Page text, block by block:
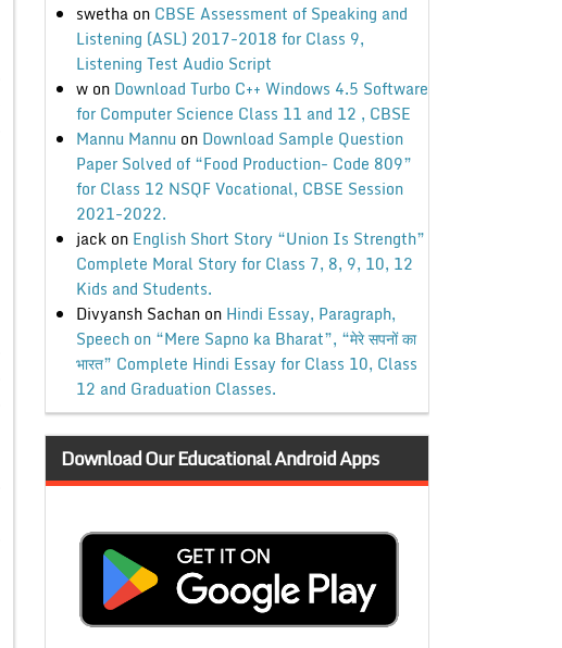
swethaon CBSE Assessment of Speaking and
Listening (ASL) 2017-2018 for Class 9,
Listening Test Audio Script
won Download Turbo C++ Windows 4.5 Software
for Computer Science Class 11 and 12 , CBSE
Mannu Mannu on Download Sample Question
Paper Solved of “Food Production- Code 809”
for Class 12 NSQF Vocational, CBSE Session
2021-2022.
jackon English Short Story “Union Is Strength”
Complete Moral Story for Class 7, 8, 9, 10, 12
Kids and Students.
Divyansh Sachanon Hindi Essay, Paragraph,
Speech on “Mere Sapno ka Bharat”, “मेरे सपनों का
भारत” Complete Hindi Essay for Class 10, Class
12 and Graduation Classes.
Download Our Educational Android Apps